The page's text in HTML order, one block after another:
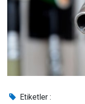
Etiketler :